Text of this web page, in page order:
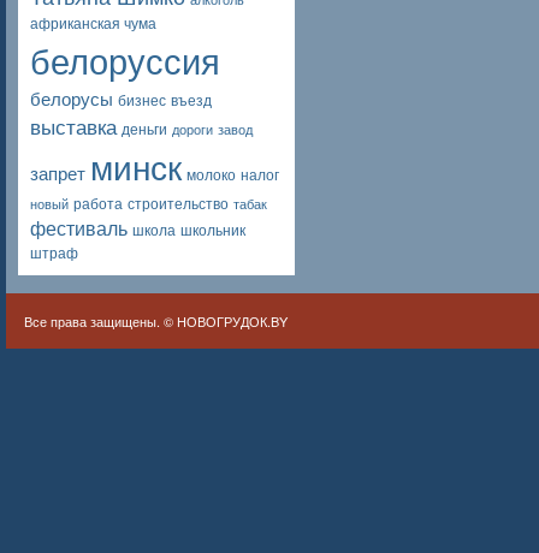
африканская чума
белоруссия
белорусы бизнес въезд
выставка деньги дороги завод
запрет минск молоко налог
новый работа строительство табак
фестиваль школа школьник
штраф
Все права защищены. © НОВОГРУДОК.BY